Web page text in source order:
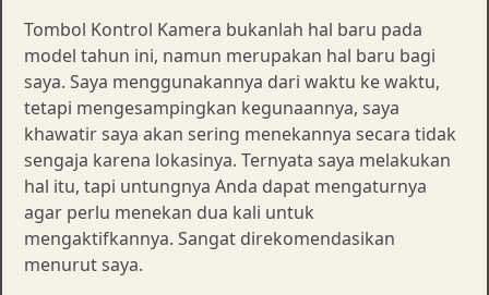
Tombol Kontrol Kamera bukanlah hal baru pada
model tahun ini, namun merupakan hal baru bagi
saya. Saya menggunakannya dari waktu ke waktu,
tetapi mengesampingkan kegunaannya, saya
khawatir saya akan sering menekannya secara tidak
sengaja karena lokasinya. Ternyata saya melakukan
hal itu, tapi untungnya Anda dapat mengaturnya
agar perlu menekan dua kali untuk
mengaktifkannya. Sangat direkomendasikan
menurut saya.